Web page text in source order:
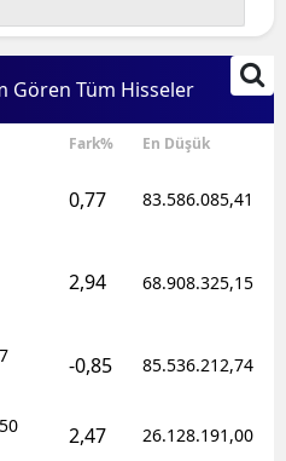
Çankırı
Çorum
Denizli
Elazığ
Erzurum
Eskişehir
Gören Tüm Hisseler
Fark% En Düşük
0,77 83.586.085,41
2,94 68.908.325,15
-0,85 85.536.212,74
2,47 26.128.191,00